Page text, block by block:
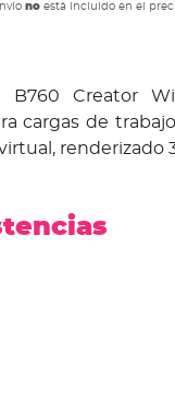
noestá incluido en el
B760 Creator
cargas de
renderizado